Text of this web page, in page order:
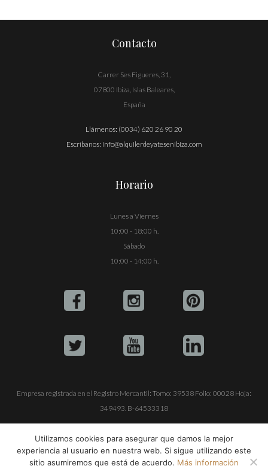
entradas
Contacto
Carrer Ses Figueres, 31,
07800 Ibiza, Islas Baleares,
España
Llámenos: (0034) 620 26 90 20
Escríbanos: info@alquilerdeyatesenibiza.com
Horario
Lunes a Viernes
10:00 - 18:00 h.
Sábado
10:00 - 14:00 h.
Empresa registrada en el Registro Mercantil: Tomo: 39538 Folio: 00028 Hoja:
349493. B-64533318
ALQUILER DE YATES EN IBIZA S.L.
Utilizamos cookies para asegurar que damos la mejor
experiencia al usuario en nuestra web. Si sigue utilizando este
sitio asumiremos que está de acuerdo. Más información